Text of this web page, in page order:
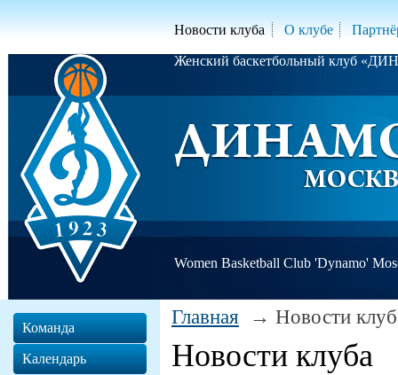
Новости клуба О клубе
Женский баскетбольный клуб
Women Basketball Club 'Dynamo'
Главная Новости
Новости клуба
Команда
Календарь